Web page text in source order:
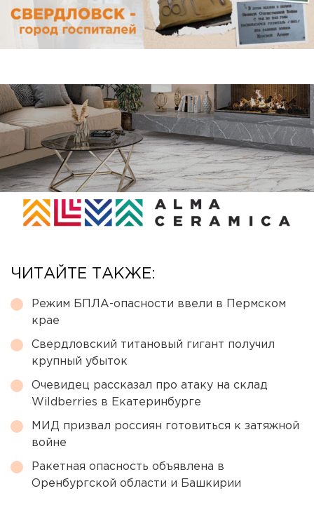
ЧИТАЙТЕ ТАКЖЕ:
Режим БПЛА-опасности ввели в Пермском
крае
Свердловский титановый гигант получил
крупный убыток
Очевидец рассказал про атаку на склад
Wildberries в Екатеринбурге
МИД призвал россиян готовиться к затяжной
войне
Ракетная опасность объявлена в
Оренбургской области и Башкирии